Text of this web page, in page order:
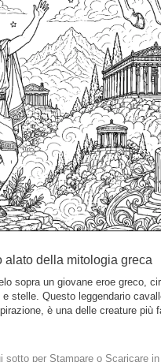
alato della mitologia greca
sopra un giovane eroe greco,
stelle. Questo leggendario
è una delle creature più
sotto per Stampare o Scaricare